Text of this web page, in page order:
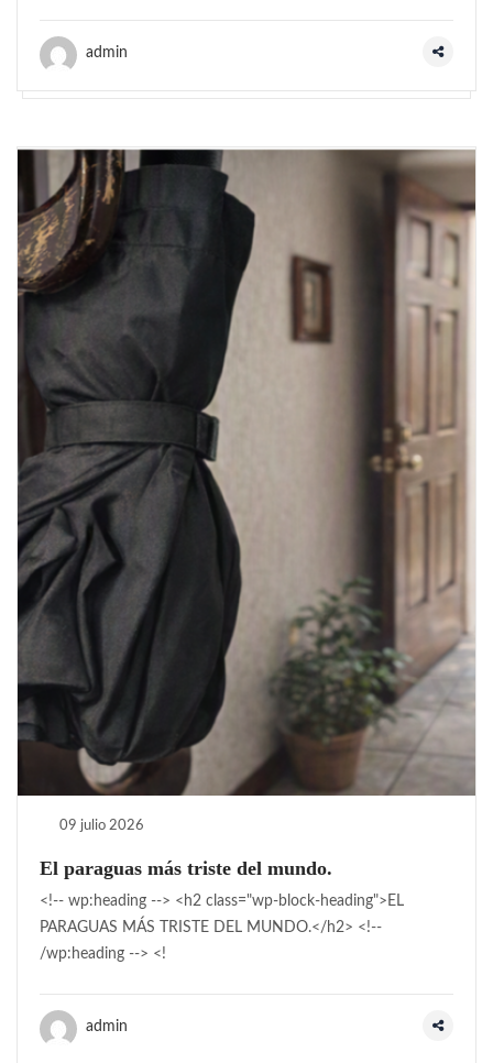
admin
09 julio 2026
El paraguas más triste del mundo.
<!-- wp:heading --> <h2 class="wp-block-heading">EL
PARAGUAS MÁS TRISTE DEL MUNDO.</h2> <!--
/wp:heading --> <!
admin